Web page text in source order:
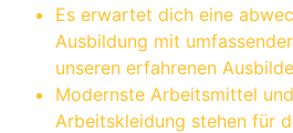
Es erwartet dich eine
Ausbildung mit
unseren erfahrenen
Modernste Arbeitsmittel
Arbeitskleidung stehen für